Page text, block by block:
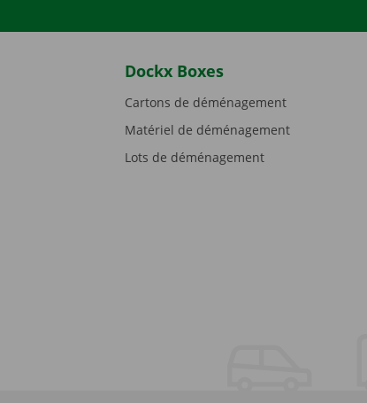
Dockx Boxes
Cartons de déménagement
Matériel de déménagement
Lots de déménagement